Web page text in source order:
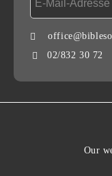
02/832 30 72
Our